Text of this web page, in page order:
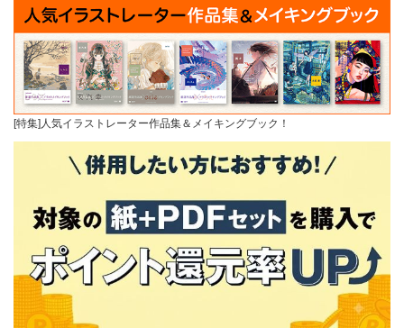
[特集]人気イラストレーター作品集＆メイキングブック！